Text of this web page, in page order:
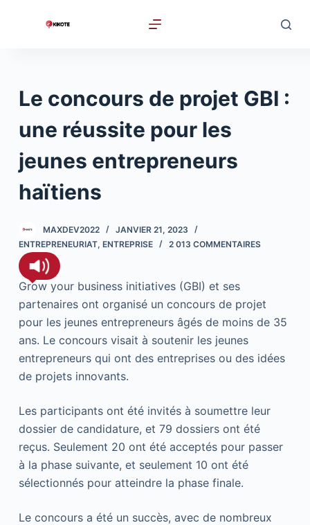
e
a
c
n
n
u
Le concours de projet GBI :
une réussite pour les
jeunes entrepreneurs
haïtiens
MAXDEV2022
JANVIER 21, 2023
ENTREPRENEURIAT, ENTREPRISE 2 013 COMMENTAIRES
Grow your business initiatives (GBI) et ses
partenaires ont organisé un concours de projet
pour les jeunes entrepreneurs âgés de moins de 35
ans. Le concours visait à soutenir les jeunes
entrepreneurs qui ont des entreprises ou des idées
de projets innovants.
Les participants ont été invités à soumettre leur
dossier de candidature, et 79 dossiers ont été
reçus. Seulement 20 ont été acceptés pour passer
à la phase suivante, et seulement 10 ont été
sélectionnés pour atteindre la phase finale.
Le concours a été un succès, avec de nombreux